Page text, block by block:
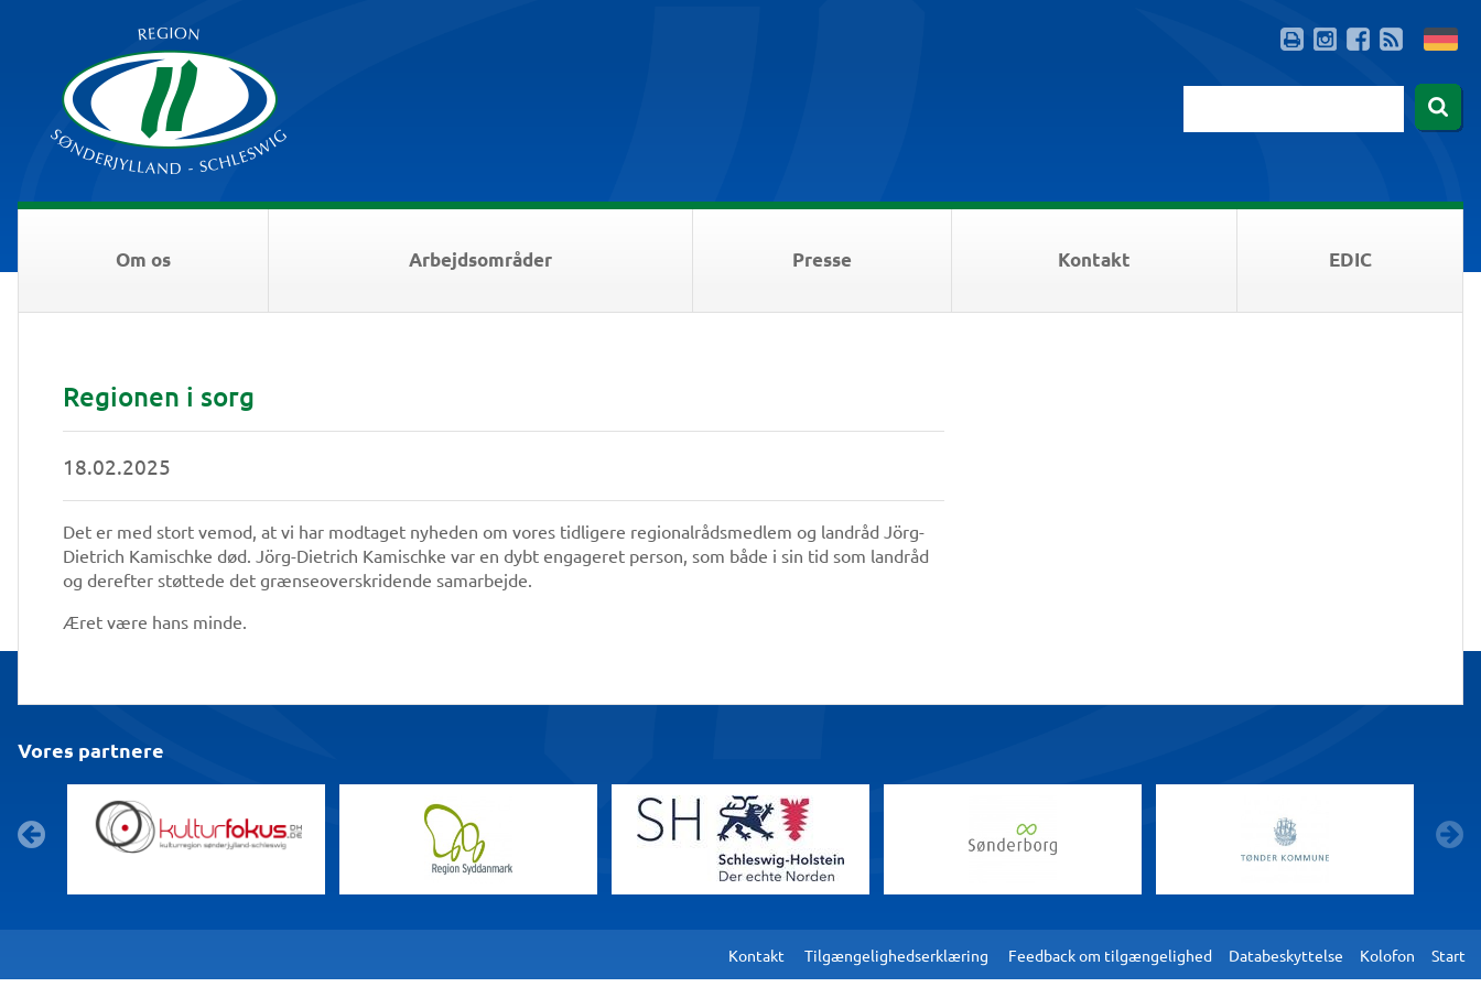
Om os Arbejdsområder Presse Kontakt EDIC
Regionen i sorg
18.02.2025
Det er med stort vemod, at vi har modtaget nyheden om vores tidligere regionalrådsmedlem og landråd Jörg-
Dietrich Kamischke død. Jörg-Dietrich Kamischke var en dybt engageret person, som både i sin tid som landråd
og derefter støttede det grænseoverskridende samarbejde.
Æret være hans minde.
Vores partnere
Kontakt Tilgængelighedserklæring Feedback om tilgængelighed Databeskyttelse Kolofon Start